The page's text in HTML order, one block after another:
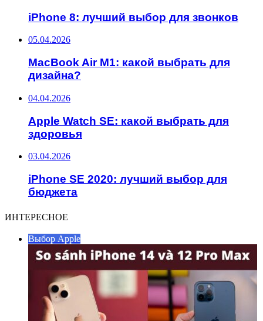
iPhone 8: лучший выбор для звонков
05.04.2026
MacBook Air M1: какой выбрать для
дизайна?
04.04.2026
Apple Watch SE: какой выбрать для
здоровья
03.04.2026
iPhone SE 2020: лучший выбор для
бюджета
ИНТЕРЕСНОЕ
Выбор Apple